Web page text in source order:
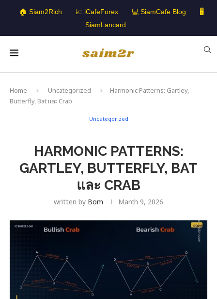
🏠 Siam2Rich 📈 iCafeForex 💻 SiamCafe Blog
🖥️
SiamLancard
Home Uncategorized
Harmonic Patterns: Gartley,
Butterfly, Bat และ Crab
Uncategorized
HARMONIC PATTERNS:
GARTLEY, BUTTERFLY, BAT
และ CRAB
written by Bom March 9, 2026